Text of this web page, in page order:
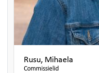
Rusu, Mihaela
Commissielid